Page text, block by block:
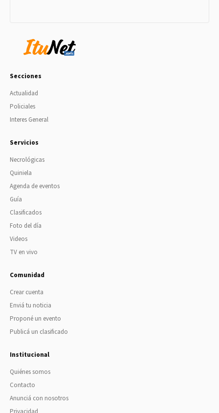
Secciones
Actualidad
Policiales
Interes General
Servicios
Necrológicas
Quiniela
Agenda de eventos
Guía
Clasificados
Foto del día
Videos
TV en vivo
Comunidad
Crear cuenta
Enviá tu noticia
Proponé un evento
Publicá un clasificado
Institucional
Quiénes somos
Contacto
Anunciá con nosotros